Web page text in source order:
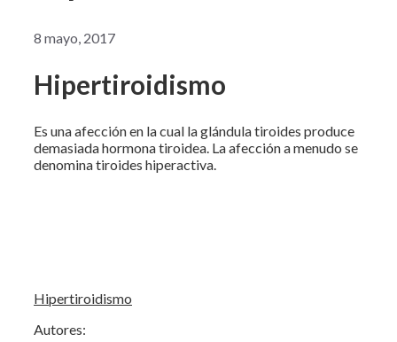
8 mayo, 2017
Hipertiroidismo
Es una afección en la cual la glándula tiroides produce
demasiada hormona tiroidea. La afección a menudo se
denomina tiroides hiperactiva.
Hipertiroidismo
Autores: